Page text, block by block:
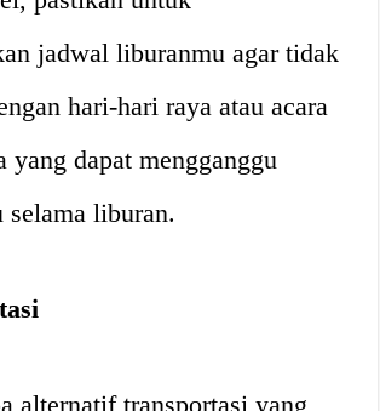
jadwal liburanmu agar tidak
hari-hari raya atau acara
yang dapat mengganggu
selama liburan.
alternatif transportasi yang